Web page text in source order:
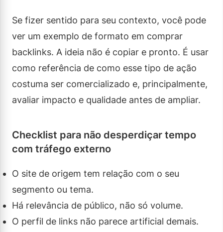
Se fizer sentido para seu contexto, você pode
ver um exemplo de formato em comprar
backlinks. A ideia não é copiar e pronto. É usar
como referência de como esse tipo de ação
costuma ser comercializado e, principalmente,
avaliar impacto e qualidade antes de ampliar.
Checklist para não desperdiçar tempo
com tráfego externo
O site de origem tem relação com o seu
segmento ou tema.
Há relevância de público, não só volume.
O perfil de links não parece artificial demais.